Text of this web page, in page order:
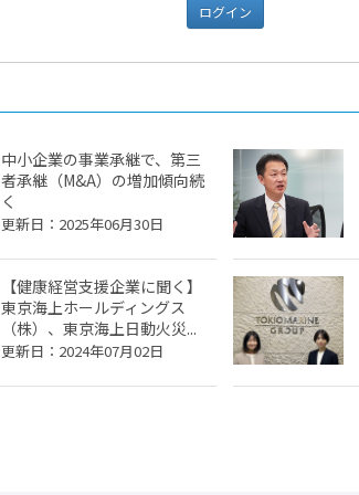
ログイン
中小企業の事業承継で、第三
者承継（M&A）の増加傾向続
く
更新日：2025年06月30日
【健康経営支援企業に聞く】
東京海上ホールディングス
（株）、東京海上日動火災...
更新日：2024年07月02日